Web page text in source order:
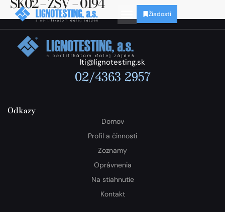
Žiadosti
lti@lignotesting.sk
02/4363 2957
Odkazy
Domov
Profil a činnosti
Zoznamy
Oprávnenia
Na stiahnutie
Kontakt